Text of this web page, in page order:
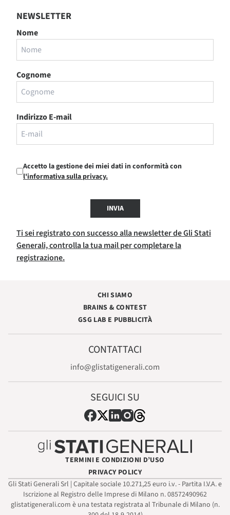
NEWSLETTER
Nome
Cognome
Indirizzo E-mail
Accetto la gestione dei miei dati in conformità con
l'informativa sulla privacy.
INVIA
Ti sei registrato con successo alla newsletter de Gli Stati
Generali, controlla la tua mail per completare la
registrazione.
CHI SIAMO
BRAINS & CONTEST
GSG LAB E PUBBLICITÀ
CONTATTACI
info@glistatigenerali.com
SEGUICI SU
TERMINI E CONDIZIONI D’USO
PRIVACY POLICY
Gli Stati Generali Srl | Capitale sociale 10.271,25 euro i.v. - Partita I.V.A. e
Iscrizione al Registro delle Imprese di Milano n. 08572490962
glistatigenerali.com è una testata registrata al Tribunale di Milano (n.